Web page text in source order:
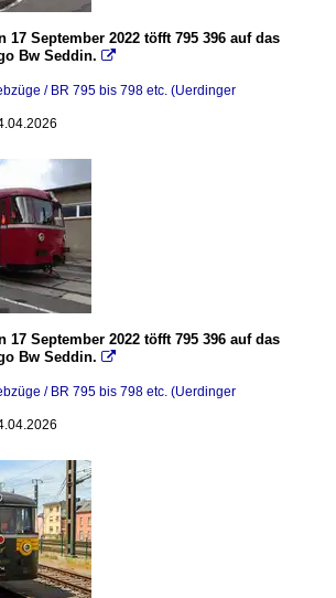
und Hybridtriebzüge
/ 815, (ex DB ETA 150 / ESA 150)
Weinstrasse
Baden-Württemberg
Bayern
Anlagen
17 September 2022 töfft 795 396 auf das
Bw Seddin. 
/ BR 795 bis 798 etc. (Uerdinger
17 September 2022 töfft 795 396 auf das
Bw Seddin. 
/ BR 795 bis 798 etc. (Uerdinger